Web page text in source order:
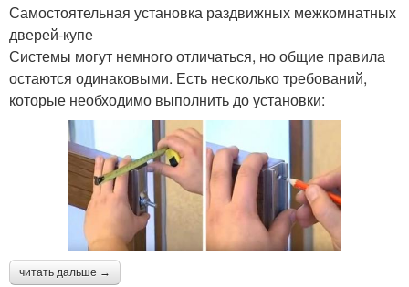
Самостоятельная установка раздвижных межкомнатных
дверей-купе
Системы могут немного отличаться, но общие правила
остаются одинаковыми. Есть несколько требований,
которые необходимо выполнить до установки:
читать дальше →